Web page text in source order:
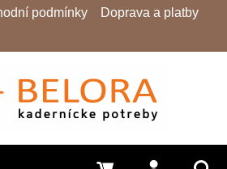
podmínky
Doprava a platby